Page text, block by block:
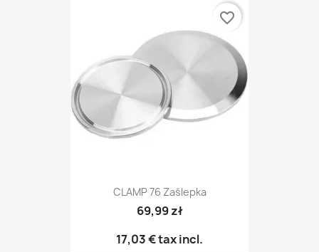
CLAMP 76 Zaślepka
69,99 zł
17,03 €tax incl.
favorite_border